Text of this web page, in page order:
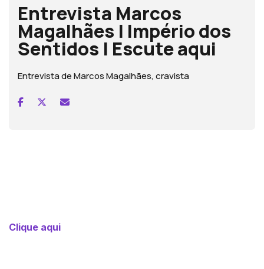
Entrevista Marcos
Magalhães | Império dos
Sentidos | Escute aqui
Entrevista de Marcos Magalhães, cravista
Clique aqui